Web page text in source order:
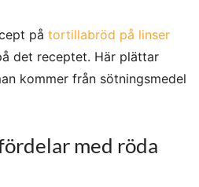
på tortillabröd på linser
det receptet. Här plättar
kommer från sötningsmedel
med röda